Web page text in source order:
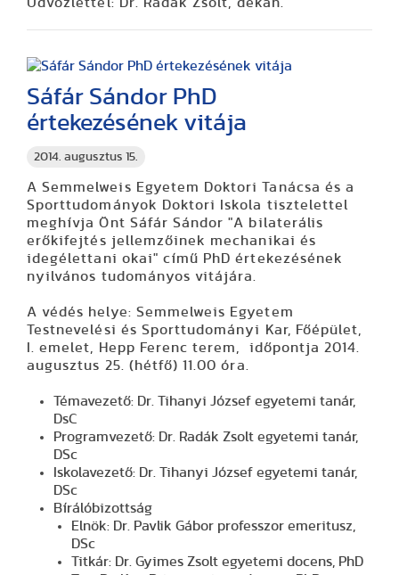
2014. augusztus 15.
Sáfár Sándor PhD
értekezésének vitája
A Semmelweis Egyetem Doktori Tanácsa és a
Sporttudományok Doktori Iskola tisztelettel
meghívja Önt Sáfár Sándor "A bilaterális
erőkifejtés jellemzőinek mechanikai és
idegélettani okai" című PhD értekezésének
nyilvános tudományos vitájára.
A védés helye: Semmelweis Egyetem
Testnevelési és Sporttudományi Kar, Főépület,
I. emelet, Hepp Ferenc terem, időpontja 2014.
augusztus 25. (hétfő) 11.00 óra.
Témavezető: Dr. Tihanyi József egyetemi tanár,
DsC
Programvezető: Dr. Radák Zsolt egyetemi tanár,
DSc
Iskolavezető: Dr. Tihanyi József egyetemi tanár,
DSc
Bírálóbizottság
Elnök: Dr. Pavlik Gábor professzor emeritusz,
DSc
Titkár: Dr. Gyimes Zsolt egyetemi docens, PhD